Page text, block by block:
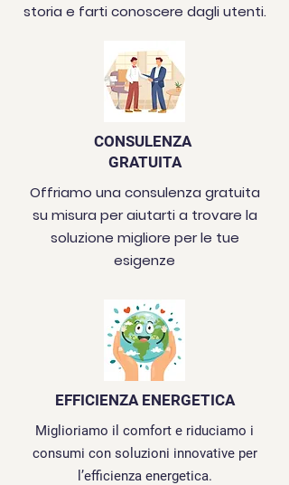
storia e farti conoscere dagli utenti.
CONSULENZA
GRATUITA
Offriamo una consulenza gratuita
su misura per aiutarti a trovare la
soluzione migliore per le tue
esigenze
EFFICIENZA ENERGETICA
Miglioriamo il comfort e riduciamo i
consumi con soluzioni innovative per
l’efficienza energetica.